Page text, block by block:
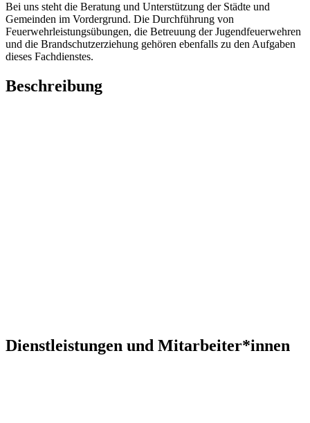
Bei uns steht die Beratung und Unterstützung der Städte und
Gemeinden im Vordergrund. Die Durchführung von
Feuerwehrleistungsübungen, die Betreuung der Jugendfeuerwehren
und die Brandschutzerziehung gehören ebenfalls zu den Aufgaben
dieses Fachdienstes.
Beschreibung
Dienstleistungen und Mitarbeiter*innen